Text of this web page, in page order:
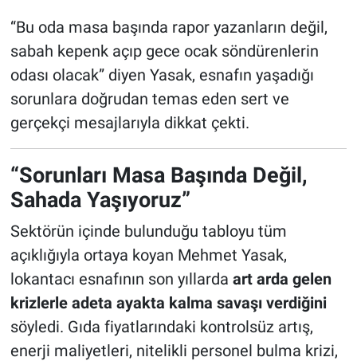
“Bu oda masa başında rapor yazanların değil,
sabah kepenk açıp gece ocak söndürenlerin
odası olacak” diyen Yasak, esnafın yaşadığı
sorunlara doğrudan temas eden sert ve
gerçekçi mesajlarıyla dikkat çekti.
“Sorunları Masa Başında Değil,
Sahada Yaşıyoruz”
Sektörün içinde bulunduğu tabloyu tüm
açıklığıyla ortaya koyan Mehmet Yasak,
lokantacı esnafının son yıllarda art arda gelen
krizlerle adeta ayakta kalma savaşı verdiğini
söyledi. Gıda fiyatlarındaki kontrolsüz artış,
enerji maliyetleri, nitelikli personel bulma krizi,